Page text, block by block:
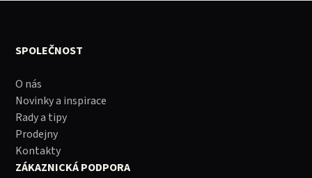
SPOLEČNOST
O nás
Novinky a inspirace
Rady a tipy
Prodejny
Kontakty
ZÁKAZNICKÁ PODPORA